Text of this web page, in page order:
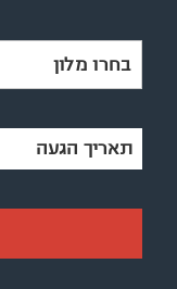
בחרו מלון